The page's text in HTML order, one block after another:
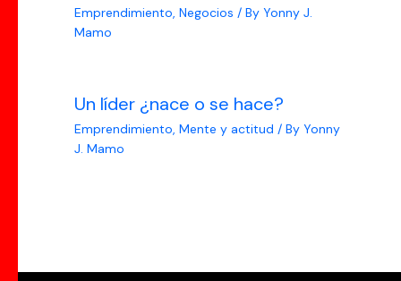
Emprendimiento, Negocios / By Yonny J.
Mamo
Un líder ¿nace o se hace?
Emprendimiento, Mente y actitud / By Yonny
J. Mamo